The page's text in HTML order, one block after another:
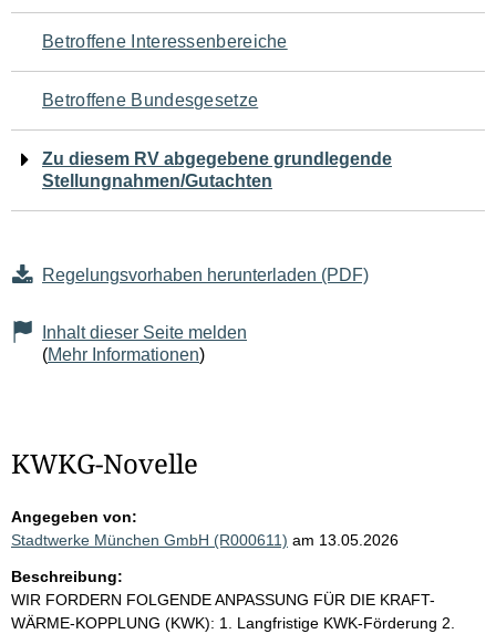
für
den
Seiteninhalt
Betroffene Interessenbereiche
Betroffene Bundesgesetze
Zu diesem RV abgegebene grundlegende
Stellungnahmen/Gutachten
Regelungsvorhaben herunterladen (PDF)
Inhalt dieser Seite melden
(Mehr Informationen)
KWKG-Novelle
Angegeben von:
Stadtwerke München GmbH (R000611) am 13.05.2026
Beschreibung:
WIR FORDERN FOLGENDE ANPASSUNG FÜR DIE KRAFT-
WÄRME-KOPPLUNG (KWK): 1. Langfristige KWK-Förderung 2.